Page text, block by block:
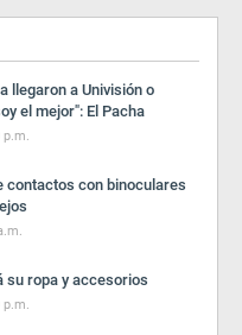
llegaron a Univisión o
el mejor": El Pacha
p.m.
contactos con binoculares
su ropa y accesorios
p.m.